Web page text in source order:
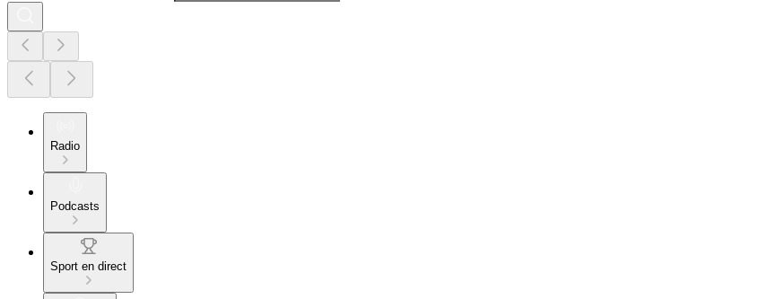
Radio
Podcasts
Sport en direct